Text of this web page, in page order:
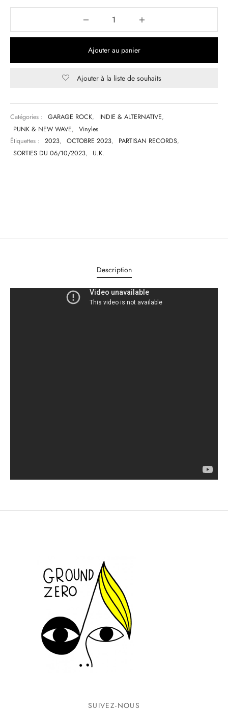
Ajouter au panier
Ajouter à la liste de souhaits
Catégories : GARAGE ROCK, INDIE & ALTERNATIVE,
PUNK & NEW WAVE,
Vinyles
Étiquettes :
2023, OCTOBRE 2023, PARTISAN RECORDS,
SORTIES DU 06/10/2023, U.K.
Description
SUIVEZ-NOUS